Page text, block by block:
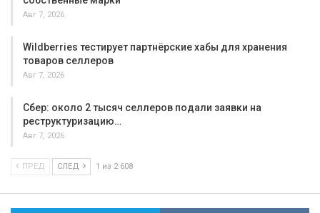
Авг 7, 2026
Wildberries тестирует партнёрские хабы для хранения
товаров селлеров
Авг 7, 2026
Сбер: около 2 тысяч селлеров подали заявки на
реструктуризацию…
Авг 7, 2026
ПРЕД СЛЕД 1 из 2 608